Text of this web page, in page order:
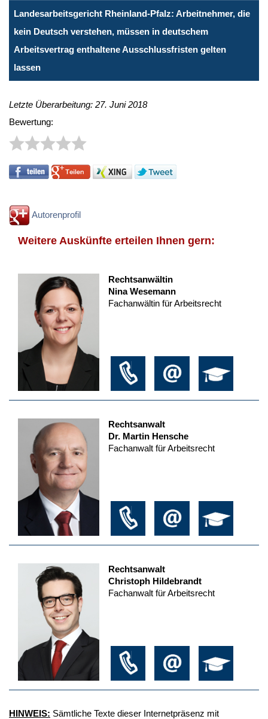
Landesarbeitsgericht Rheinland-Pfalz: Arbeitnehmer, die
kein Deutsch verstehen, müssen in deutschem
Arbeitsvertrag enthaltene Ausschlussfristen gelten
lassen
Letzte Überarbeitung: 27. Juni 2018
Bewertung:
Autorenprofil
Weitere Auskünfte erteilen Ihnen gern:
Rechtsanwältin
Nina Wesemann
Fachanwältin für Arbeitsrecht
Rechtsanwalt
Dr. Martin Hensche
Fachanwalt für Arbeitsrecht
Rechtsanwalt
Christoph Hildebrandt
Fachanwalt für Arbeitsrecht
HINWEIS: Sämtliche Texte dieser Internetpräsenz mit